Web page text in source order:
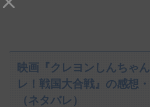
映画『クレヨンしんちゃ
レ！戦国大合戦』の感想
（ネタバレ）